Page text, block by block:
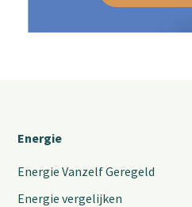
Energie
Energie Vanzelf Geregeld
Energie vergelijken